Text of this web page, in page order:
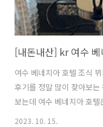
[내돈내산] kr 여수
여수 베네치아 호텔 조식
후기를 정말 많이 찾아보
보는데 여수 베네치아 호
소개는 없어 직접 소개하게
2023. 10. 15.